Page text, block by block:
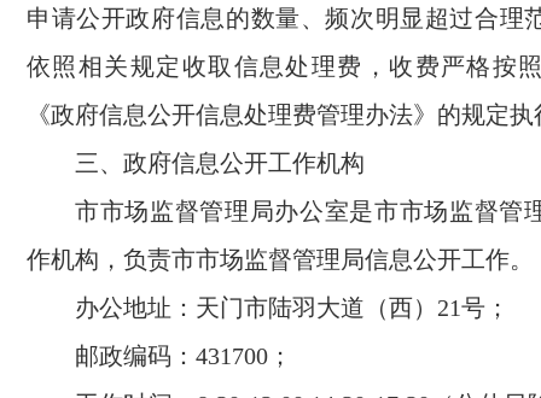
申请公开政府信息的数量、频次明显超过合理
依照相关规定收取信息处理费，收费严格按
《政府信息公开信息处理费管理办法》的规定执
三、政府信息公开工作机构
市市场监督管理局办公室是市市场监督管
作机构，负责市市场监督管理局信息公开工作。
办公地址：天门市陆羽大道（西）21号；
邮政编码：431700；